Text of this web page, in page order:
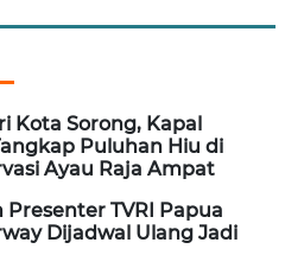
Kota Sorong, Kapal
Puluhan Hiu di
Ayau Raja Ampat
TVRI Papua
Dijadwal Ulang Jadi